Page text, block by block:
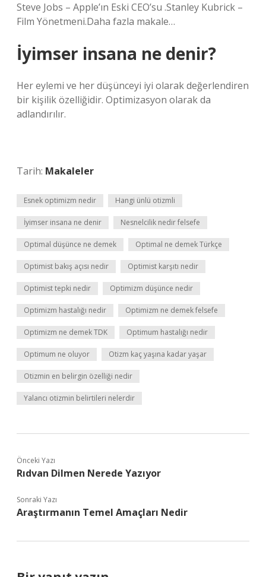
Steve Jobs – Apple’ın Eski CEO’su .Stanley Kubrick –
Film Yönetmeni.Daha fazla makale…
İyimser insana ne denir?
Her eylemi ve her düşünceyi iyi olarak değerlendiren
bir kişilik özelliğidir. Optimizasyon olarak da
adlandırılır.
Tarih: Makaleler
Esnek optimizm nedir Hangi ünlü otizmli
İyimser insana ne denir Nesnelcilik nedir felsefe
Optimal düşünce ne demek Optimal ne demek Türkçe
Optimist bakış açısı nedir Optimist karşıtı nedir
Optimist tepki nedir Optimizm düşünce nedir
Optimizm hastalığı nedir Optimizm ne demek felsefe
Optimizm ne demek TDK Optimum hastalığı nedir
Optimum ne oluyor Otizm kaç yaşına kadar yaşar
Otizmin en belirgin özelliği nedir
Yalancı otizmin belirtileri nelerdir
Önceki Yazı
Rıdvan Dilmen Nerede Yazıyor
Sonraki Yazı
Araştırmanın Temel Amaçları Nedir